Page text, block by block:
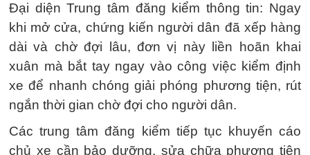
Đại diện Trung tâm đăng kiểm thông tin: Ngay
khi mở cửa, chứng kiến người dân đã xếp hàng
dài và chờ đợi lâu, đơn vị này liền hoãn khai
xuân mà bắt tay ngay vào công việc kiểm định
xe để nhanh chóng giải phóng phương tiện, rút
ngắn thời gian chờ đợi cho người dân.
Các trung tâm đăng kiểm tiếp tục khuyến cáo
chủ xe cần bảo dưỡng, sửa chữa phương tiện